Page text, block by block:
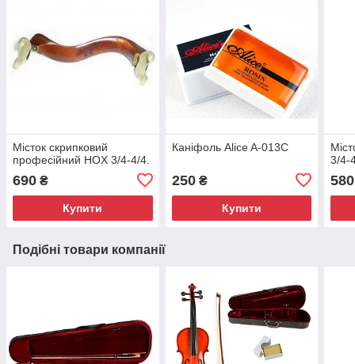
Місток скрипковий
професійний HOX 3/4-4/4.
690 ₴
Купити
Каніфоль Alice A-013C
250₴
Купити
3/4-
580
Подібні товари компанії